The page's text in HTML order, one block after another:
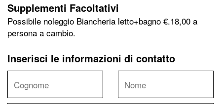
Supplementi Facoltativi
Possibile noleggio Biancheria letto+bagno €.18,00 a
persona a cambio.
Inserisci le informazioni di contatto